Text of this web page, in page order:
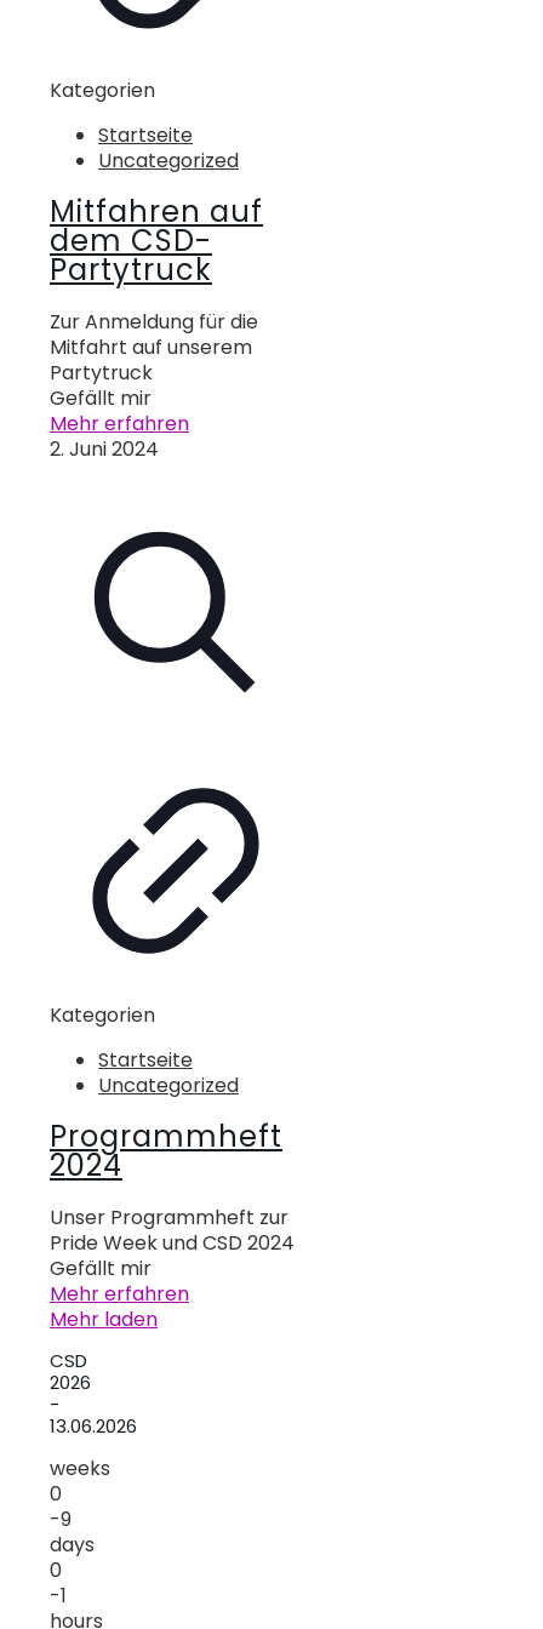
Kategorien
Startseite
Uncategorized
Mitfahren auf
dem CSD-
Partytruck
Zur Anmeldung für die
Mitfahrt auf unserem
Partytruck
Gefällt mir
Mehr erfahren
2. Juni 2024
Kategorien
Startseite
Uncategorized
Programmheft
2024
Unser Programmheft zur
Pride Week und CSD 2024
Gefällt mir
Mehr erfahren
Mehr laden
CSD
2026
-
13.06.2026
weeks
0
-9
days
0
-1
hours